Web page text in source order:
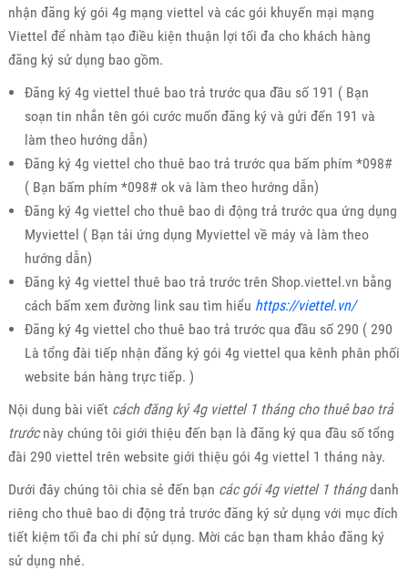
nhận đăng ký gói 4g mạng viettel và các gói khuyến mại mạng
Viettel để nhàm tạo điều kiện thuận lợi tối đa cho khách hàng
đăng ký sử dụng bao gồm.
Đăng ký 4g viettel thuê bao trả trước qua đầu số 191 ( Bạn
soạn tin nhắn tên gói cước muốn đăng ký và gửi đến 191 và
làm theo hướng dẫn)
Đăng ký 4g viettel cho thuê bao trả trước qua bấm phím *098#
( Bạn bấm phím *098# ok và làm theo hướng dẫn)
Đăng ký 4g viettel cho thuê bao di động trả trước qua ứng dụng
Myviettel ( Bạn tải ứng dụng Myviettel về máy và làm theo
hướng dẫn)
Đăng ký 4g viettel thuê bao trả trước trên Shop.viettel.vn bằng
cách bấm xem đường link sau tìm hiểu https://viettel.vn/
Đăng ký 4g viettel cho thuê bao trả trước qua đầu số 290 ( 290
Là tổng đài tiếp nhận đăng ký gói 4g viettel qua kênh phân phối
website bán hàng trực tiếp. )
Nội dung bài viết cách đăng ký 4g viettel 1 tháng cho thuê bao trả
trướcnày chúng tôi giới thiệu đến bạn là đăng ký qua đầu số tổng
đài 290 viettel trên website giới thiệu gói 4g viettel 1 tháng này.
Dưới đây chúng tôi chia sẻ đến bạn các gói 4g viettel 1 thángdanh
riêng cho thuê bao di động trả trước đăng ký sử dụng với mục đích
tiết kiệm tối đa chi phí sử dụng. Mời các bạn tham khảo đăng ký
sử dụng nhé.